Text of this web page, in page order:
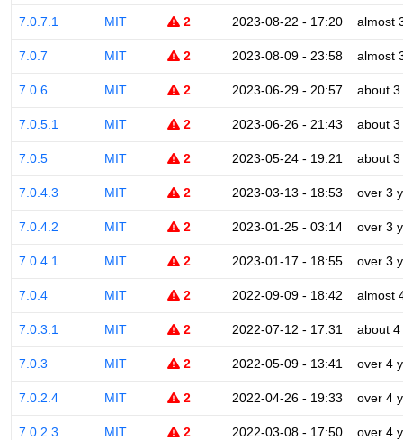
7.0.7.1 MIT 2 2023-08-22 - 17:20 almost
7.0.7 MIT 2 2023-08-09 - 23:58 almost
7.0.6 MIT 2 2023-06-29 - 20:57 about
7.0.5.1 MIT 2 2023-06-26 - 21:43 about
7.0.5 MIT 2 2023-05-24 - 19:21 about
7.0.4.3 MIT 2 2023-03-13 - 18:53 over 3
7.0.4.2 MIT 2 2023-01-25 - 03:14 over 3
7.0.4.1 MIT 2 2023-01-17 - 18:55 over 3
7.0.4 MIT 2 2022-09-09 - 18:42 almost
7.0.3.1 MIT 2 2022-07-12 - 17:31 about
7.0.3 MIT 2 2022-05-09 - 13:41 over 4
7.0.2.4 MIT 2 2022-04-26 - 19:33 over 4
7.0.2.3 MIT 2 2022-03-08 - 17:50 over 4